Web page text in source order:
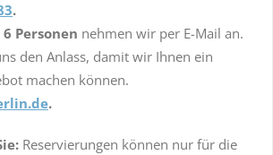
.
Personen nehmen wir per E-Mail an.
den Anlass, damit wir Ihnen ein
machen können.
.
Reservierungen können nur für die